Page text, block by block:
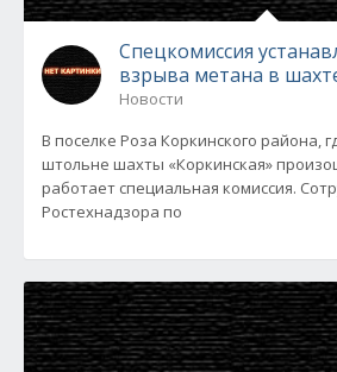
Спецкомиссия
взрыва метана в
Новости
В поселке Роза Коркинского района,
штольне шахты «Коркинская»
работает специальная комиссия.
Ростехнадзора по